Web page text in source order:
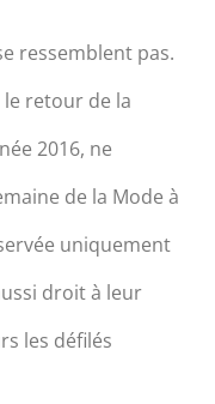
ressemblent pas.
retour de la
2016, ne
de la Mode à
uniquement
droit à leur
les défilés